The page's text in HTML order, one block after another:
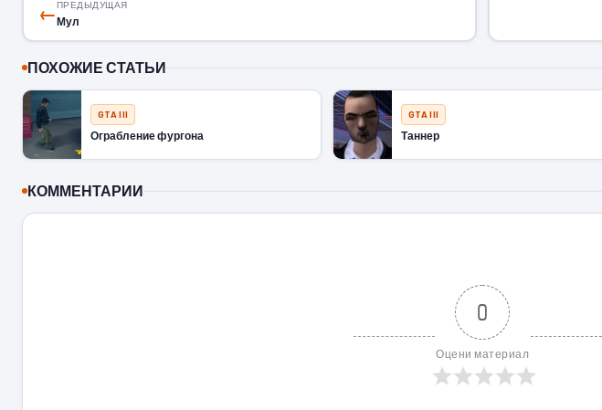
←ПРЕДЫДУЩАЯ
Мул
ПОХОЖИЕ СТАТЬИ
GTA III
Ограбление фургона
GTA III
Таннер
КОММЕНТАРИИ
0
Оцени материал